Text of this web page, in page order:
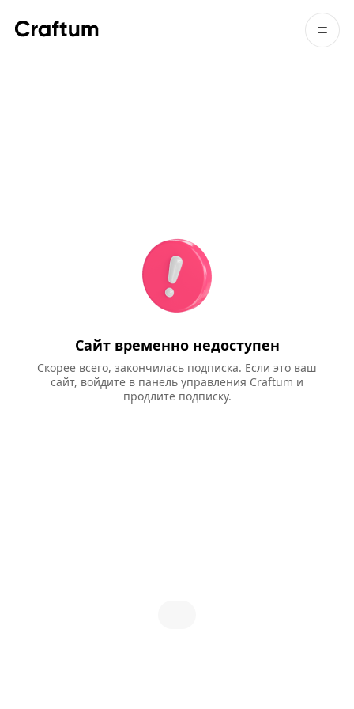
Сайт временно недоступен
Скорее всего, закончилась подписка. Если это ваш
сайт, войдите в панель управления Craftum и
продлите подписку.